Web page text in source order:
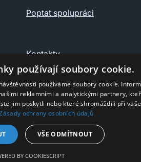
Poptat spolupráci
Kontakty
Ochrana osobních údajů
© Nyro 2025
používají soubory cookie.
používáme soubory cookie.
reklamními a analytickými partnery,
jim poskytli nebo které shromáždili při
ochrany osobních údajů
VŠE ODMÍTNOUT
BY COOKIESCRIPT